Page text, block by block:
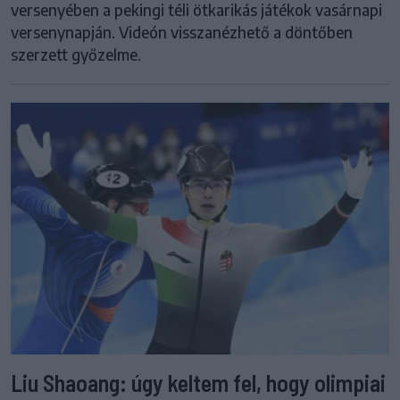
versenyében a pekingi téli ötkarikás játékok vasárnapi
versenynapján. Videón visszanézhető a döntőben
szerzett győzelme.
Liu Shaoang: úgy keltem fel, hogy olimpiai